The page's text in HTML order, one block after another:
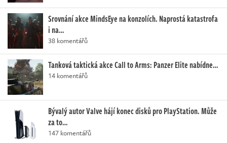
Srovnání akce MindsEye na konzolích. Naprostá katastrofa
i na…
38 komentářů
Tanková taktická akce Call to Arms: Panzer Elite nabídne…
14 komentářů
Bývalý autor Valve hájí konec disků pro PlayStation. Může
za to…
147 komentářů